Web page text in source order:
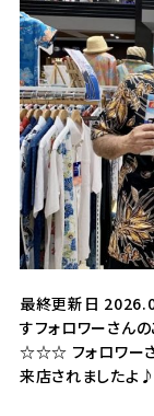
最終更新日
すフォロワーさん
☆☆☆ フォロワーさ
来店されました